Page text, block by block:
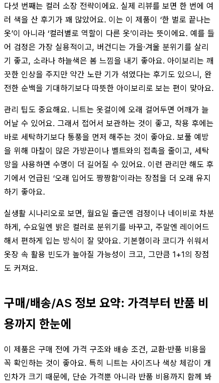
다섯 번째는 컬러 소장 전략이에요. 실제 리뷰를 보면 한 번에 여
러 색을 산 후기가 꽤 많았어요. 이는 이 제품이 ‘한 벌로 끝나는
옷’이 아니라 ‘컬러별로 역할이 다른 옷’이라는 뜻이에요. 예를 들
어 검정은 가장 실용적이고, 버건디는 가을·겨울 분위기를 살리
기 좋고, 소라나 하늘색은 봄 느낌을 내기 좋아요. 아이보리는 깨
끗한 인상을 주지만 약간 노란 기가 섞였다는 후기도 있으니, 완
전한 순백을 기대하기보다 따뜻한 아이보리로 보는 편이 맞아요.
관리 팁도 중요해요. 니트는 옷걸이에 오래 걸어두면 어깨가 늘
어날 수 있어요. 그래서 접어서 보관하는 것이 좋고, 착용 후에는
바로 세탁하기보다 통풍을 먼저 해주는 것이 좋아요. 보풀 예방
을 위해 마찰이 많은 가방끈이나 벨트와의 접촉을 줄이고, 세탁
망을 사용하면 수명이 더 길어질 수 있어요. 이런 관리만 해도 후
기에서 언급된 ‘오래 입어도 짱짱함’이라는 장점을 더 오래 유지
하기 좋아요.
실생활 시나리오로 보면, 월요일 출근엔 검정이나 네이비로 차분
하게, 수요일엔 밝은 컬러로 분위기를 바꾸고, 주말엔 레이어드
해서 편하게 입는 방식이 잘 맞아요. 기본형이라 코디가 쉬워서
옷장 속 활용 빈도가 높아질 가능성이 크고, 그만큼 1+1의 장점
도 커져요.
구매/배송/AS 정보 요약: 가격부터 반품 비
용까지 한눈에
이 제품은 구매 전에 가격 구조와 배송 조건, 교환·반품 비용을
꼭 확인하는 것이 좋아요. 특히 니트는 사이즈나 색상 체감이 개
인차가 크기 때문에, 단순 가격뿐 아니라 반품 비용까지 함께 봐